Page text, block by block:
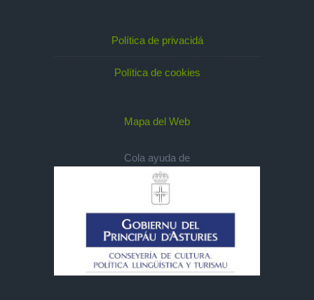
Política de privacidá
Política de cookies
Mapa del Web
Cola ayuda de